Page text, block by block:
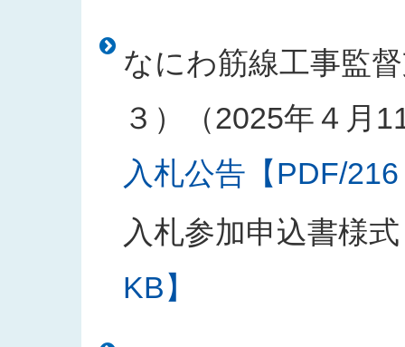
なにわ筋線工事監
３）（2025年４月
入札公告【PDF/
入札参加申込書様式
KB】